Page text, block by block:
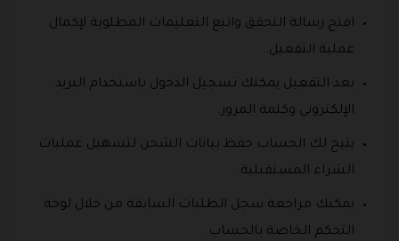
افتح رسالة التحقق واتبع التعليمات المطلوبة لإكمال
عملية التفعيل.
بعد التفعيل يمكنك تسجيل الدخول باستخدام البريد
الإلكتروني وكلمة المرور.
يتيح لك الحساب حفظ بيانات الشحن لتسهيل عمليات
الشراء المستقبلية.
يمكنك مراجعة سجل الطلبات السابقة من خلال لوحة
التحكم الخاصة بالحساب.